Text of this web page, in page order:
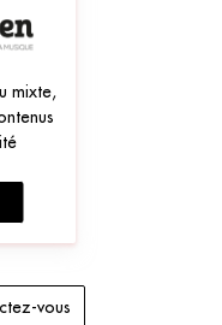
mixte,
vous